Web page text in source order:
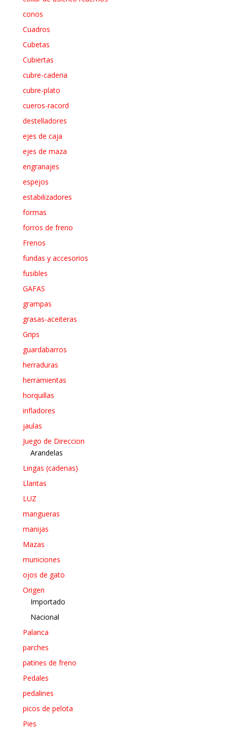
conos
Cuadros
Cubetas
Cubiertas
cubre-cadena
cubre-plato
cueros-racord
destelladores
ejes de caja
ejes de maza
engranajes
espejos
estabilizadores
formas
forros de freno
Frenos
fundas y accesorios
fusibles
GAFAS
grampas
grasas-aceiteras
Grips
guardabarros
herraduras
herramientas
horquillas
infladores
jaulas
Juego de Direccion
Arandelas
Lingas (cadenas)
Llantas
LUZ
mangueras
manijas
Mazas
municiones
ojos de gato
Origen
Importado
Nacional
Palanca
parches
patines de freno
Pedales
pedalines
picos de pelota
Pies